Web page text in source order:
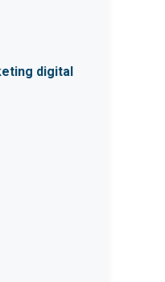
digital